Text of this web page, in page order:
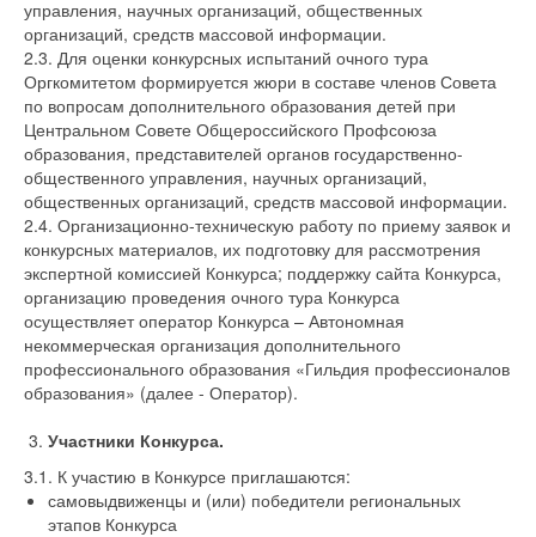
управления, научных организаций, общественных
организаций, средств массовой информации.
2.3. Для оценки конкурсных испытаний очного тура
Оргкомитетом формируется жюри в составе членов Совета
по вопросам дополнительного образования детей при
Центральном Совете Общероссийского Профсоюза
образования, представителей органов государственно-
общественного управления, научных организаций,
общественных организаций, средств массовой информации.
2.4. Организационно-техническую работу по приему заявок и
конкурсных материалов, их подготовку для рассмотрения
экспертной комиссией Конкурса; поддержку сайта Конкурса,
организацию проведения очного тура Конкурса
осуществляет оператор Конкурса – Автономная
некоммерческая организация дополнительного
профессионального образования «Гильдия профессионалов
образования» (далее - Оператор).
Участники Конкурса.
3.1. К участию в Конкурсе приглашаются:
самовыдвиженцы и (или) победители региональных
этапов Конкурса